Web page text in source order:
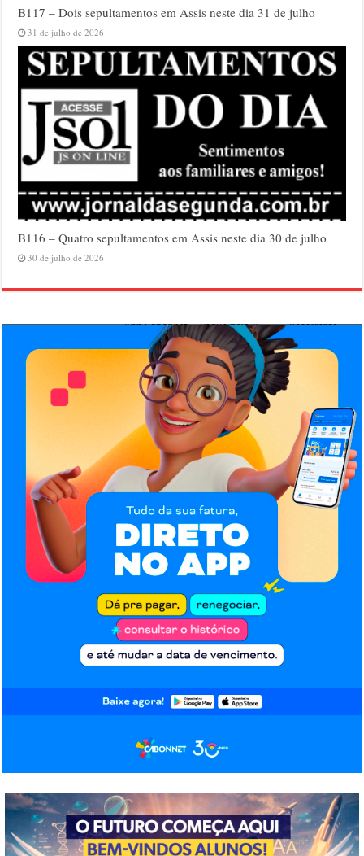
B117 – Dois sepultamentos em Assis neste dia 31 de julho
31 de julho de 2026
B116 – Quatro sepultamentos em Assis neste dia 30 de julho
30 de julho de 2026